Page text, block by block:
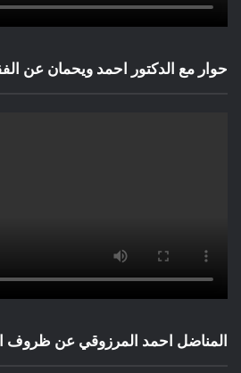
حوار مع الدكتور احمد ويحمان عن
المناضل احمد المرزوقي عن ظروف